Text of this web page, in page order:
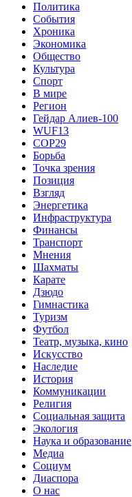
Политика
События
Хроника
Экономика
Общество
Культура
Спорт
В мире
Регион
Гейдар Алиев-100
WUF13
COP29
Борьба
Точка зрения
Позиция
Взгляд
Энергетика
Инфраструктура
Финансы
Транспорт
Мнения
Шахматы
Карате
Дзюдо
Гимнастика
Туризм
Футбол
Театр, музыка, кино
Искусство
Наследие
История
Коммуникации
Религия
Социальная защита
Экология
Наука и образование
Медиа
Социум
Диаспора
О нас